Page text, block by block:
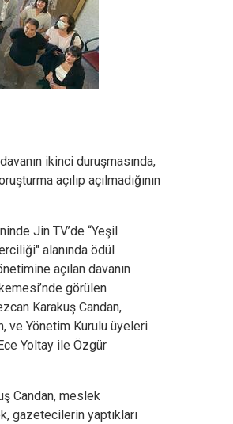
ikinci duruşmasında,
açılıp açılmadığının
Jin TV’de “Yeşil
alanında ödül
açılan davanın
görülen
Karakuş Candan,
ve Yönetim Kurulu üyeleri
Yoltay ile Özgür
Candan, meslek
gazetecilerin yaptıkları